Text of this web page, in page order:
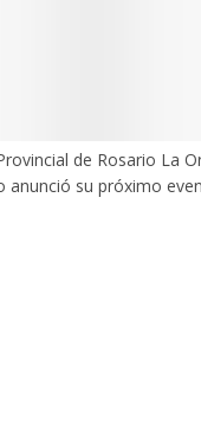
de Rosario La
anunció su próximo